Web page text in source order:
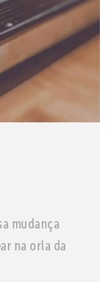
mudança
na orla da